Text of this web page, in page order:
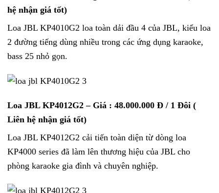
hệ nhận giá tốt)
Loa JBL KP4010G2 loa toàn dải đầu 4 của JBL, kiểu loa
2 đường tiếng dùng nhiều trong các ứng dụng karaoke,
bass 25 nhỏ gọn.
Loa JBL KP4012G2 – Giá : 48.000.000 Đ / 1 Đôi (
Liên hệ nhận giá tốt)
Loa JBL KP4012G2 cải tiến toàn diện từ dòng loa
KP4000 series đã làm lên thương hiệu của JBL cho
phòng karaoke gia đình và chuyên nghiệp.